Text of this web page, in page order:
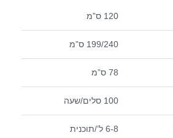
120 ס”מ
199/240 ס”מ
78 ס”מ
100 סלים/שעה
6-8 ל’/תוכנית